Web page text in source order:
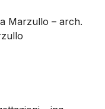
Marzullo – arch.